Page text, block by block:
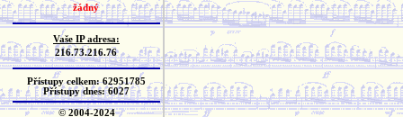
žádný
Vaše IP adresa:
216.73.216.76
Přístupy celkem: 62951785
Přístupy dnes: 6027
© 2004-2024